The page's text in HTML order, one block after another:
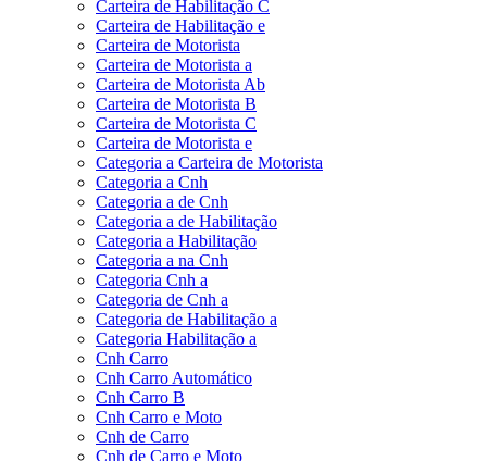
Carteira de Habilitação C
Carteira de Habilitação e
Carteira de Motorista
Carteira de Motorista a
Carteira de Motorista Ab
Carteira de Motorista B
Carteira de Motorista C
Carteira de Motorista e
Categoria a Carteira de Motorista
Categoria a Cnh
Categoria a de Cnh
Categoria a de Habilitação
Categoria a Habilitação
Categoria a na Cnh
Categoria Cnh a
Categoria de Cnh a
Categoria de Habilitação a
Categoria Habilitação a
Cnh Carro
Cnh Carro Automático
Cnh Carro B
Cnh Carro e Moto
Cnh de Carro
Cnh de Carro e Moto